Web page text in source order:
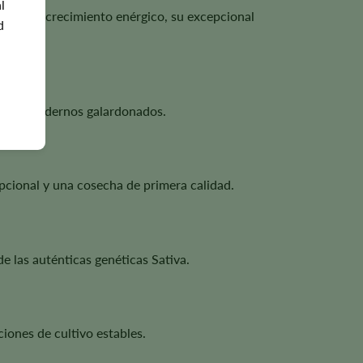
a su crecimiento enérgico, su excepcional
modernos galardonados.
y una cosecha de primera calidad.
las auténticas genéticas Sativa.
de cultivo estables.